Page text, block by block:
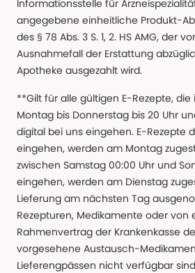
Informationsstelle für
angegebene einheitliche Produkt-
des § 78 Abs. 3 S. 1, 2. HS AMG, der
Ausnahmefall der Erstattung
Apotheke ausgezahlt wird.
**Gilt für alle gültigen E-Rezepte,
Montag bis Donnerstag bis 20 Uhr
digital bei uns eingehen. E-Rezepte
eingehen, werden am Montag
zwischen Samstag 00:00 Uhr und
eingehen, werden am Dienstag
Lieferung am nächsten Tag
Rezepturen, Medikamente oder von
Rahmenvertrag der Krankenkasse
vorgesehene Austausch-
Lieferengpässen nicht verfügbar